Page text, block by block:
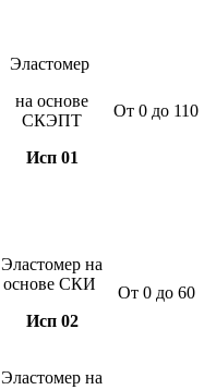
Эластомер
на основе
СКЭПТ
Исп 01
От 0 до 110
Эластомер на
основе СКИ
Исп 02
От 0 до 60
Эластомер на